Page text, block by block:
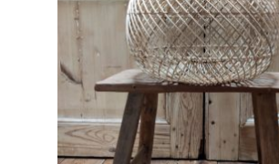
spijlenbedden niet gerestaureerd
replica’s en overige bedden
sfeerfoto’s spijlenbedden